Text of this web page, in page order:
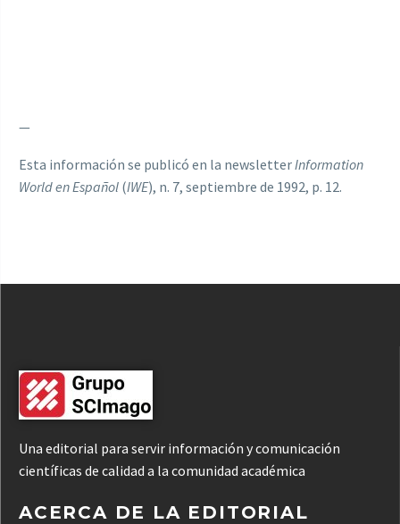
—
Esta información se publicó en la newsletterInformation
World en Español (IWE), n. 7, septiembre de 1992, p. 12.
Una editorial para servir información y comunicación
científicas de calidad a la comunidad académica
ACERCA DE LA EDITORIAL